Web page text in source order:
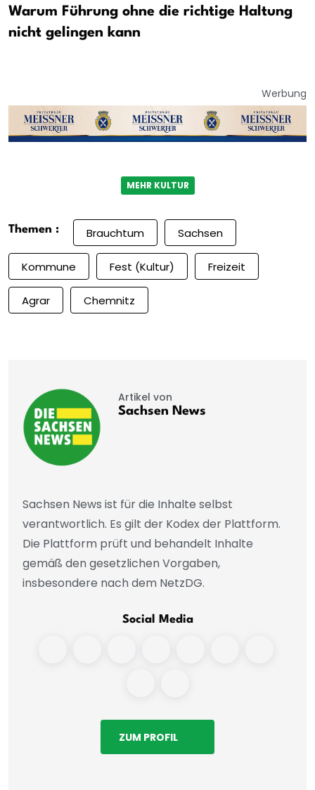
Warum Führung ohne die richtige Haltung
nicht gelingen kann
Werbung
MEHR KULTUR
Themen : Brauchtum Sachsen
Kommune Fest (Kultur) Freizeit
Agrar Chemnitz
Artikel von
Sachsen News
Sachsen News ist für die Inhalte selbst
verantwortlich. Es gilt der Kodex der Plattform.
Die Plattform prüft und behandelt Inhalte
gemäß den gesetzlichen Vorgaben,
insbesondere nach dem NetzDG.
Social Media
ZUM PROFIL